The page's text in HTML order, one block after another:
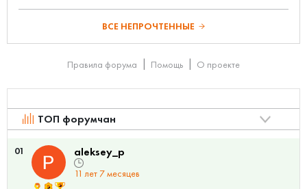
ВСЕ НЕПРОЧТЕННЫЕ
Правила форума Помощь О проекте
ТОП форумчан
01 aleksey_p
11 лет 7 месяцев